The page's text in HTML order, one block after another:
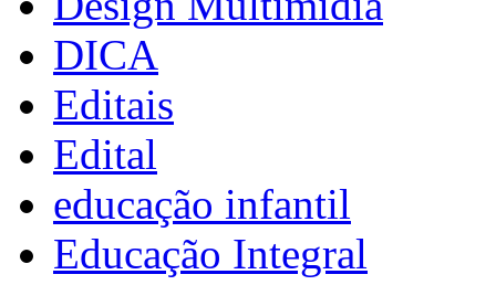
DICA
Editais
Edital
educação infantil
Educação Integral